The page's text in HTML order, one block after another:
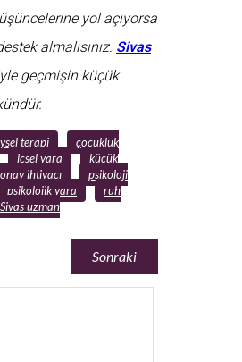
yol açıyorsa
almalısınız. Sivas
geçmişin küçük
terapi
çocukluk
içsel yara
küçük
onay ihtiyacı
psikoloji
psikolojik yara
ruh
Sivas uzman
Sonraki